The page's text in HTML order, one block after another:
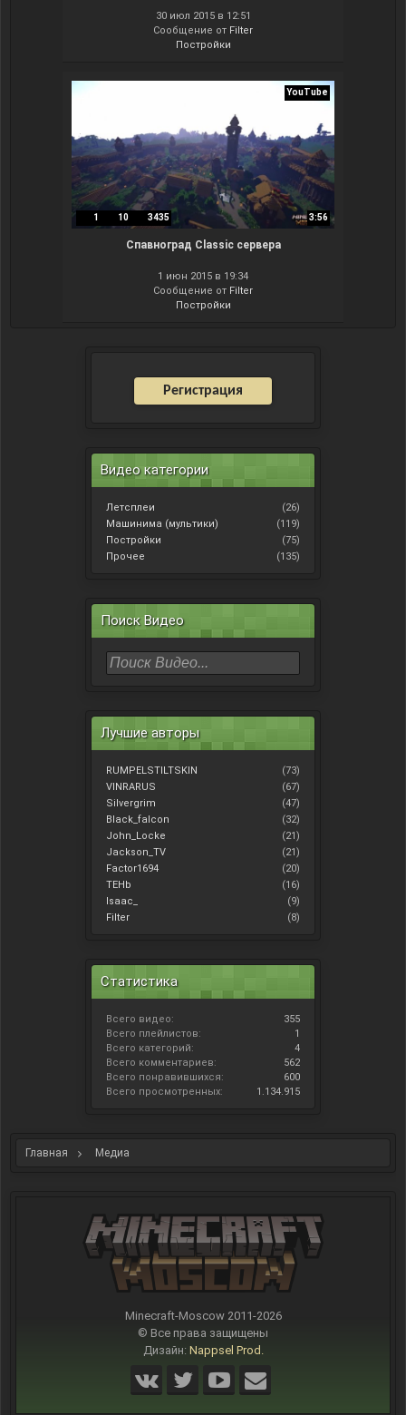
30 июл 2015 в 12:51
Сообщение от Filter
Постройки
YouTube
1 10 3435 3:56
Спавноград Classic сервера
1 июн 2015 в 19:34
Сообщение от Filter
Постройки
Регистрация
Видео категории
Летсплеи
(26)
Машинима (мультики)
(119)
Постройки
(75)
Прочее
(135)
Поиск Видео
Лучшие авторы
RUMPELSTILTSKIN
(73)
VINRARUS
(67)
Silvergrim
(47)
Black_falcon
(32)
John_Locke
(21)
Jackson_TV
(21)
Factor1694
(20)
TEHb
(16)
Isaac_
(9)
Filter
(8)
Статистика
Всего видео:
355
Всего плейлистов:
1
Всего категорий:
4
Всего комментариев:
562
Всего понравившихся:
600
Всего просмотренных:
1.134.915
Главная Медиа
Minecraft-Moscow 2011-2026
© Все права защищены
Дизайн: Nappsel Prod.